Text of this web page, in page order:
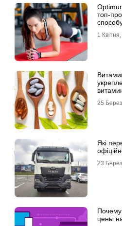
топ-
1
25
Які
23
цены